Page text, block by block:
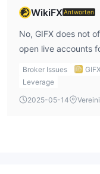
WikiFXAntworten
No, GIFX does not
open live accounts
Broker Issues GIFX
Leverage
2025-05-14